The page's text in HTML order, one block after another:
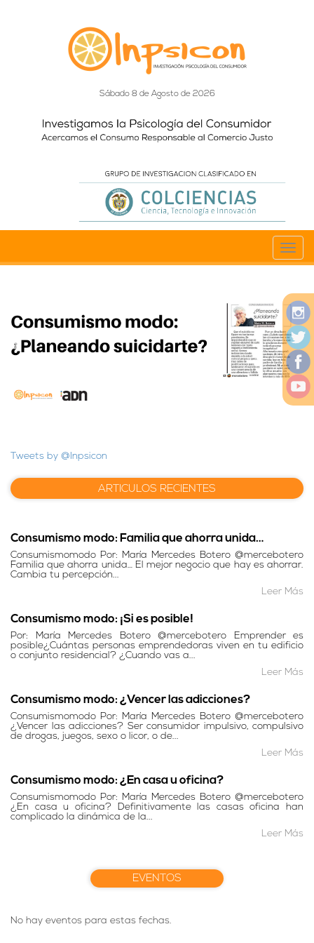
Sábado 8 de Agosto de 2026
Tweets by @Inpsicon
ARTICULOS RECIENTES
Consumismo modo: Familia que ahorra unida…
Consumismomodo Por: María Mercedes Botero @mercebotero
Familia que ahorra unida… El mejor negocio que hay es ahorrar.
Cambia tu percepción...
Leer Más
Consumismo modo: ¡Si es posible!
Por: María Mercedes Botero @mercebotero Emprender es
posible¿Cuántas personas emprendedoras viven en tu edificio
o conjunto residencial? ¿Cuando vas a...
Leer Más
Consumismo modo: ¿Vencer las adicciones?
Consumismomodo Por: María Mercedes Botero @mercebotero
¿Vencer las adicciones? Ser consumidor impulsivo, compulsivo
de drogas, juegos, sexo o licor, o de...
Leer Más
Consumismo modo: ¿En casa u oficina?
Consumismomodo Por: María Mercedes Botero @mercebotero
¿En casa u oficina? Definitivamente las casas oficina han
complicado la dinámica de la...
Leer Más
EVENTOS
No hay eventos para estas fechas.